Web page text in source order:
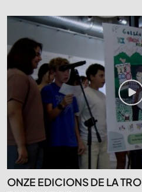
ONZE EDICIONS DE LA